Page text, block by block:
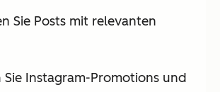
Sie Posts mit relevanten
Sie Instagram-Promotions und